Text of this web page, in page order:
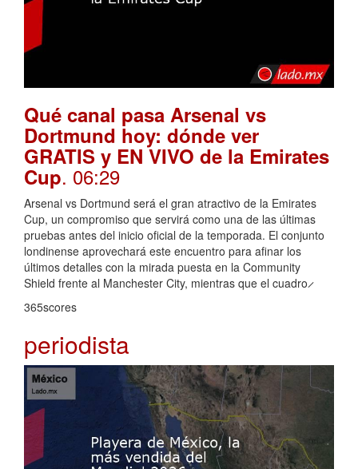
Qué canal pasa Arsenal vs
Dortmund hoy: dónde ver
GRATIS y EN VIVO de la Emirates
Cup. 06:29
Arsenal vs Dortmund será el gran atractivo de la Emirates
Cup, un compromiso que servirá como una de las últimas
pruebas antes del inicio oficial de la temporada. El conjunto
londinense aprovechará este encuentro para afinar los
últimos detalles con la mirada puesta en la Community
Shield frente al Manchester City, mientras que el cuadro ̷
365scores
periodista